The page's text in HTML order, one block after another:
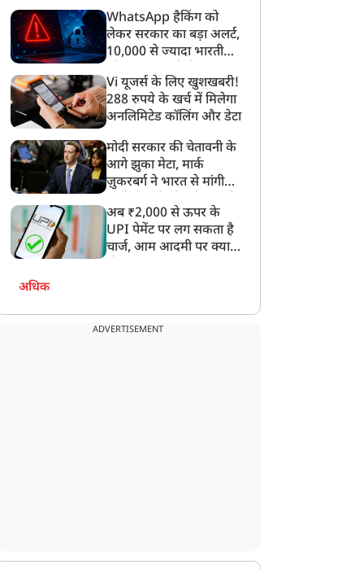
WhatsApp हैकिंग को
लेकर सरकार का बड़ा अलर्ट,
10,000 से ज्यादा भारतीयों
गया
Vi यूजर्स के लिए खुशखबरी!
288 रुपये के खर्च में मिलेगा
अनलिमिटेड कॉलिंग और डेटा
मोदी सरकार की चेतावनी के
आगे झुका मेटा, मार्क
ज़ुकरबर्ग ने भारत से मांगी
अब ₹2,000 से ऊपर के
UPI पेमेंट पर लग सकता है
चार्ज, आम आदमी पर क्या
अधिक
ADVERTISEMENT